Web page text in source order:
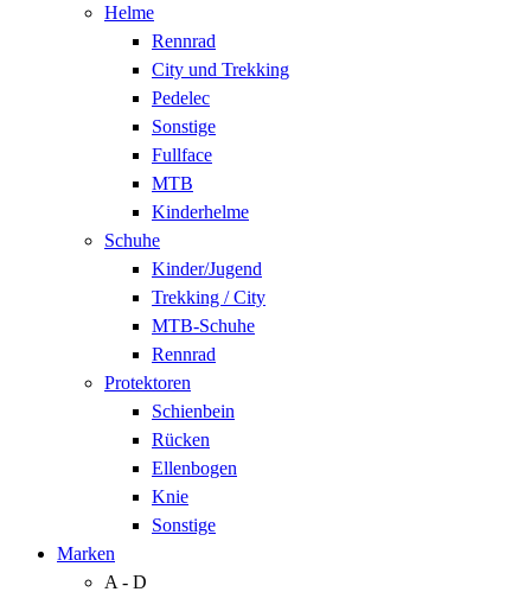
Helme
Rennrad
City und Trekking
Pedelec
Sonstige
Fullface
MTB
Kinderhelme
Schuhe
Kinder/Jugend
Trekking / City
MTB-Schuhe
Rennrad
Protektoren
Schienbein
Rücken
Ellenbogen
Knie
Sonstige
Marken
A - D